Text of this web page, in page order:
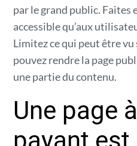
par le grand public. Faites
accessible qu’aux
Limitez ce qui peut être vu
pouvez rendre la page
une partie du contenu.
Une page